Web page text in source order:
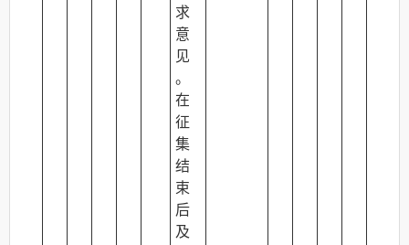
求
意
见
。
在
征
集
结
束
后
及